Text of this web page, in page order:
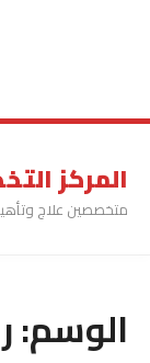
المركز
متخصصين علاج وتأهيل
الوسم: